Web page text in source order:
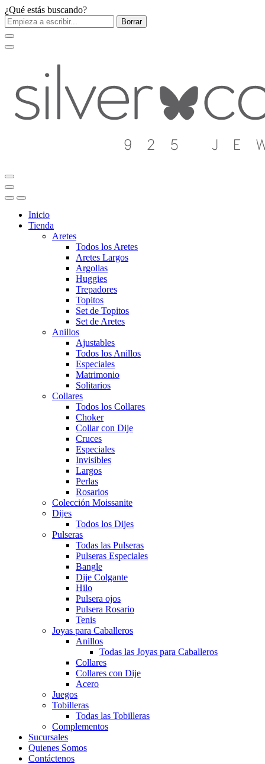
¿Qué estás buscando?
Borrar
Inicio
Tienda
Aretes
Todos los Aretes
Aretes Largos
Argollas
Huggies
Trepadores
Topitos
Set de Topitos
Set de Aretes
Anillos
Ajustables
Todos los Anillos
Especiales
Matrimonio
Solitarios
Collares
Todos los Collares
Choker
Collar con Dije
Cruces
Especiales
Invisibles
Largos
Perlas
Rosarios
Colección Moissanite
Dijes
Todos los Dijes
Pulseras
Todas las Pulseras
Pulseras Especiales
Bangle
Dije Colgante
Hilo
Pulsera ojos
Pulsera Rosario
Tenis
Joyas para Caballeros
Anillos
Todas las Joyas para Caballeros
Collares
Collares con Dije
Acero
Juegos
Tobilleras
Todas las Tobilleras
Complementos
Sucursales
Quienes Somos
Contáctenos